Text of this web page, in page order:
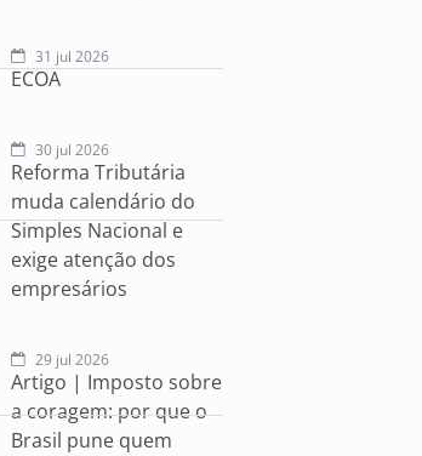
31 jul 2026
ECOA
30 jul 2026
Reforma Tributária
muda calendário do
Simples Nacional e
exige atenção dos
empresários
29 jul 2026
Artigo | Imposto sobre
a coragem: por que o
Brasil pune quem